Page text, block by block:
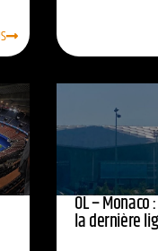
OL –
la dernière